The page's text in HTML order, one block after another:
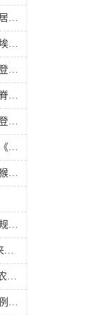
中华人民共和国出入境管理局关于内地居民前往港澳地区定居审批条件的公告（2026-06-30）
海关总署公告2026年第65号（关于防止埃博拉病毒病疫情传入我国的公告）（2026-05-18）
海关总署公告2026年第36号（关于防止登革热疫情传入我国的公告）
海关总署公告2025年第62号（关于防止脊髓灰质炎疫情传入我国的公告）
海关总署公告2025年第57号（关于防止登革热疫情传入我国的公告）
海关总署公告2025年第40号（关于发布《国境口岸传染病监测实施办法》的公告）
海关总署公告2025年第28号（关于防止猴痘疫情传入我国的公告）
出境安全风险如何防范？出入境管理新规9月15日起施行
气候+政策双重加持云南暑期入境游迎来热潮
美国大规模环孢子虫病暴发，“沙拉碗”农业生产陷入低迷
瑞士巴塞尔军团病聚集暴发累计确诊28例含死亡病例